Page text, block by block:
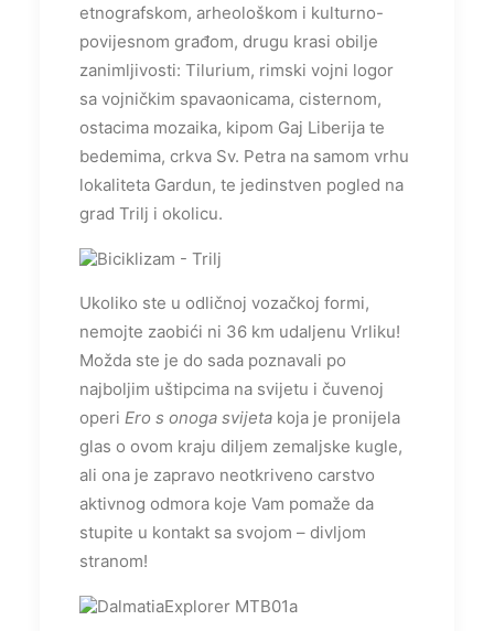
etnografskom, arheološkom i kulturno-
povijesnom građom, drugu krasi obilje
zanimljivosti: Tilurium, rimski vojni logor
sa vojničkim spavaonicama, cisternom,
ostacima mozaika, kipom Gaj Liberija te
bedemima, crkva Sv. Petra na samom vrhu
lokaliteta Gardun, te jedinstven pogled na
grad Trilj i okolicu.
Ukoliko ste u odličnoj vozačkoj formi,
nemojte zaobići ni 36 km udaljenu Vrliku!
Možda ste je do sada poznavali po
najboljim uštipcima na svijetu i čuvenoj
operi Ero s onoga svijeta koja je pronijela
glas o ovom kraju diljem zemaljske kugle,
ali ona je zapravo neotkriveno carstvo
aktivnog odmora koje Vam pomaže da
stupite u kontakt sa svojom – divljom
stranom!